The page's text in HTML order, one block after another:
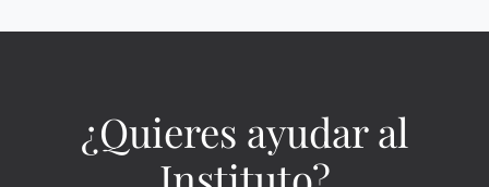
¿Quieres ayudar al